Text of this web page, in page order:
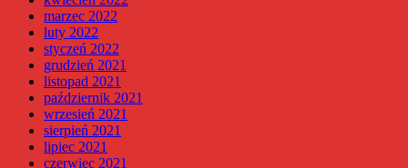
marzec 2022
luty 2022
styczeń 2022
grudzień 2021
listopad 2021
październik 2021
wrzesień 2021
sierpień 2021
lipiec 2021
czerwiec 2021